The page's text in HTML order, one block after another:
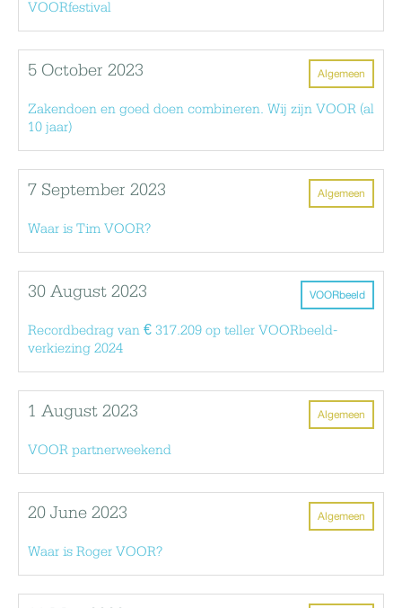
VOORfestival
Algemeen
5 October 2023
Zakendoen en goed doen combineren. Wij zijn VOOR (al
10 jaar)
Algemeen
7 September 2023
Waar is Tim VOOR?
VOORbeeld
30 August 2023
Recordbedrag van € 317.209 op teller VOORbeeld-
verkiezing 2024
Algemeen
1 August 2023
VOOR partnerweekend
Algemeen
20 June 2023
Waar is Roger VOOR?